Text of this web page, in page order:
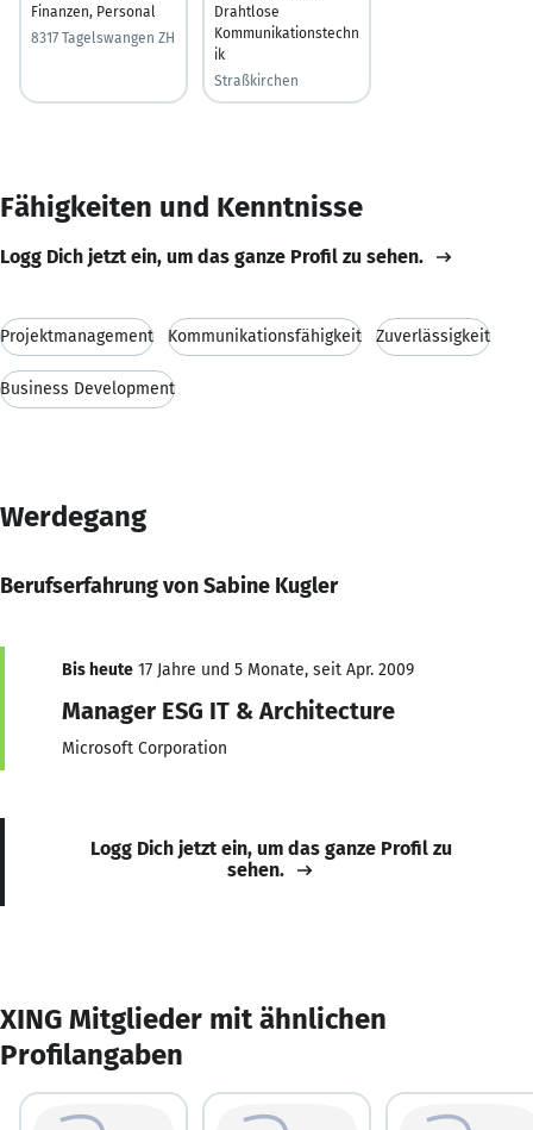
Finanzen, Personal
8317 Tagelswangen ZH
Drahtlose
Kommunikationstechn
ik
Straßkirchen
Fähigkeiten und Kenntnisse
Logg Dich jetzt ein, um das ganze Profil zu sehen.
Projektmanagement Kommunikationsfähigkeit Zuverlässigkeit
Business Development
Werdegang
Berufserfahrung von Sabine Kugler
Bis heute 17 Jahre und 5 Monate, seit Apr. 2009
Manager ESG IT & Architecture
Microsoft Corporation
Logg Dich jetzt ein, um das ganze Profil zu
sehen.
XING Mitglieder mit ähnlichen
Profilangaben